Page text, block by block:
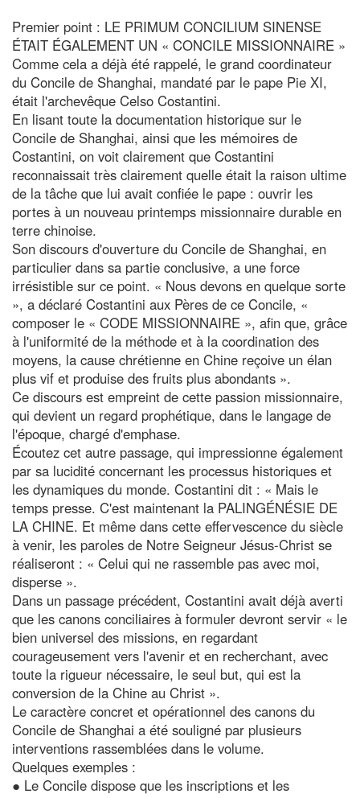
Premier point : LE PRIMUM CONCILIUM SINENSE
ÉTAIT ÉGALEMENT UN « CONCILE MISSIONNAIRE »
Comme cela a déjà été rappelé, le grand coordinateur
du Concile de Shanghai, mandaté par le pape Pie XI,
était l'archevêque Celso Costantini.
En lisant toute la documentation historique sur le
Concile de Shanghai, ainsi que les mémoires de
Costantini, on voit clairement que Costantini
reconnaissait très clairement quelle était la raison ultime
de la tâche que lui avait confiée le pape : ouvrir les
portes à un nouveau printemps missionnaire durable en
terre chinoise.
Son discours d'ouverture du Concile de Shanghai, en
particulier dans sa partie conclusive, a une force
irrésistible sur ce point. « Nous devons en quelque sorte
», a déclaré Costantini aux Pères de ce Concile, «
composer le « CODE MISSIONNAIRE », afin que, grâce
à l'uniformité de la méthode et à la coordination des
moyens, la cause chrétienne en Chine reçoive un élan
plus vif et produise des fruits plus abondants ».
Ce discours est empreint de cette passion missionnaire,
qui devient un regard prophétique, dans le langage de
l'époque, chargé d'emphase.
Écoutez cet autre passage, qui impressionne également
par sa lucidité concernant les processus historiques et
les dynamiques du monde. Costantini dit : « Mais le
temps presse. C'est maintenant la PALINGÉNÉSIE DE
LA CHINE. Et même dans cette effervescence du siècle
à venir, les paroles de Notre Seigneur Jésus-Christ se
réaliseront : « Celui qui ne rassemble pas avec moi,
disperse ».
Dans un passage précédent, Costantini avait déjà averti
que les canons conciliaires à formuler devront servir « le
bien universel des missions, en regardant
courageusement vers l'avenir et en recherchant, avec
toute la rigueur nécessaire, le seul but, qui est la
conversion de la Chine au Christ ».
Le caractère concret et opérationnel des canons du
Concile de Shanghai a été souligné par plusieurs
interventions rassemblées dans le volume.
Quelques exemples :
● Le Concile dispose que les inscriptions et les